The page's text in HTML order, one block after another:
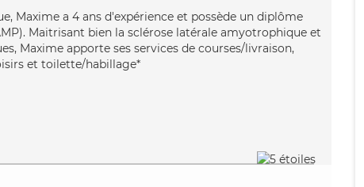
Maxime a 4 ans d'expérience et possède un diplôme
Maitrisant bien la sclérose latérale amyotrophique et
Maxime apporte ses services de courses/livraison,
et toilette/habillage*